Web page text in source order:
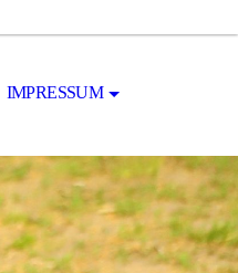
IMPRESSUM